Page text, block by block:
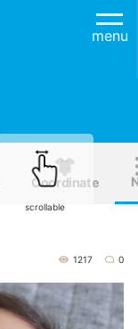
menu
Coordinate
scrollable
1217 0